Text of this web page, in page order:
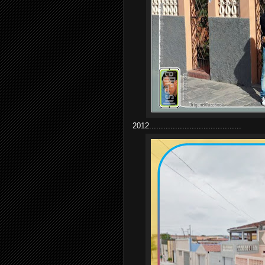
2012.......................................